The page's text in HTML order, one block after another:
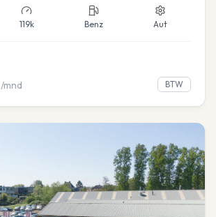
119k Benz Aut
/mnd BTW